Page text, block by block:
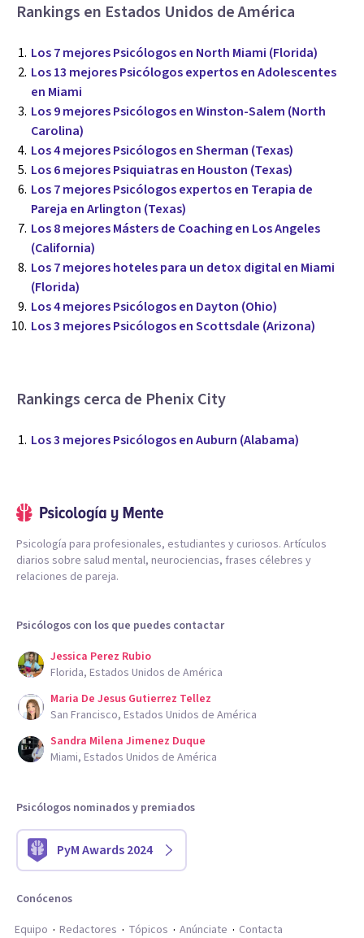
Rankings en Estados Unidos de América
Los 7 mejores Psicólogos en North Miami (Florida)
Los 13 mejores Psicólogos expertos en Adolescentes
en Miami
Los 9 mejores Psicólogos en Winston-Salem (North
Carolina)
Los 4 mejores Psicólogos en Sherman (Texas)
Los 6 mejores Psiquiatras en Houston (Texas)
Los 7 mejores Psicólogos expertos en Terapia de
Pareja en Arlington (Texas)
Los 8 mejores Másters de Coaching en Los Angeles
(California)
Los 7 mejores hoteles para un detox digital en Miami
(Florida)
Los 4 mejores Psicólogos en Dayton (Ohio)
Los 3 mejores Psicólogos en Scottsdale (Arizona)
Rankings cerca de Phenix City
Los 3 mejores Psicólogos en Auburn (Alabama)
Psicología para profesionales, estudiantes y curiosos. Artículos
diarios sobre salud mental, neurociencias, frases célebres y
relaciones de pareja.
Psicólogos con los que puedes contactar
Jessica Perez Rubio
Florida, Estados Unidos de América
Maria De Jesus Gutierrez Tellez
San Francisco, Estados Unidos de América
Sandra Milena Jimenez Duque
Miami, Estados Unidos de América
Psicólogos nominados y premiados
PyM Awards 2024
Conócenos
Equipo
Redactores Tópicos Anúnciate Contacta